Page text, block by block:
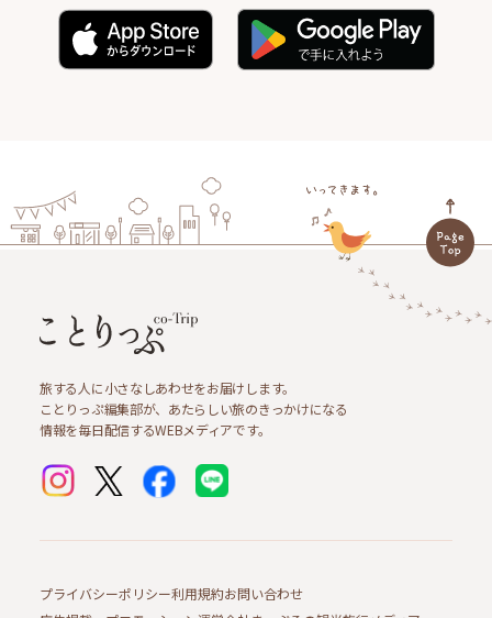
旅する人に小さなしあわせをお届けします。
ことりっぷ編集部が、あたらしい旅のきっかけになる
情報を毎日配信するWEBメディアです。
プライバシーポリシー利用規約お問い合わせ